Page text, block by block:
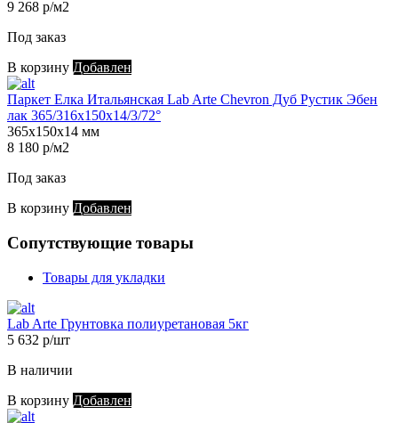
9 268 р/м2
Под заказ
В корзину Добавлен
Паркет Елка Итальянская Lab Arte Chevron Дуб Рустик Эбен
лак 365/316х150х14/3/72°
365х150х14 мм
8 180 р/м2
Под заказ
В корзину Добавлен
Сопутствующие товары
Товары для укладки
Lab Arte Грунтовка полиуретановая 5кг
5 632 р/шт
В наличии
В корзину Добавлен